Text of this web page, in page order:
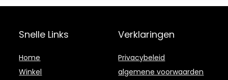
Snelle Links
Home
Winkel
Verklaringen
Privacybeleid
algemene voorwaarden